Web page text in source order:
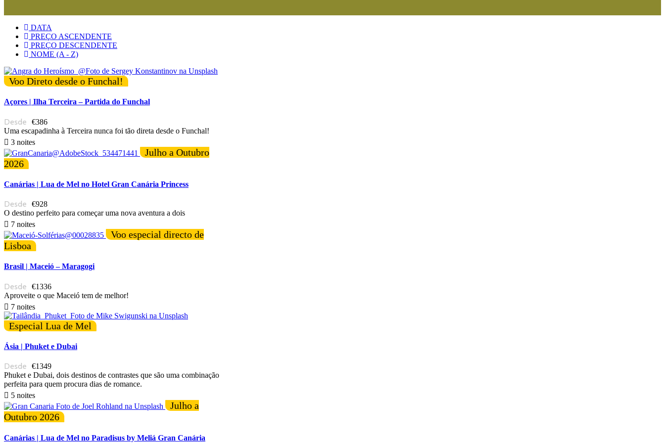
DATA
PREÇO ASCENDENTE
PREÇO DESCENDENTE
NOME (A - Z)
Voo Direto desde o Funchal!
Açores | Ilha Terceira – Partida do Funchal
€386
Uma escapadinha à Terceira nunca foi tão direta desde o Funchal!
3 noites
Julho a Outubro
2026
Canárias | Lua de Mel no Hotel Gran Canária Princess
€928
O destino perfeito para começar uma nova aventura a dois
7 noites
Voo especial directo de
Lisboa
Brasil | Maceió – Maragogi
€1336
Aproveite o que Maceió tem de melhor!
7 noites
Especial Lua de Mel
Ásia | Phuket e Dubai
€1349
Phuket e Dubai, dois destinos de contrastes que são uma combinação
perfeita para quem procura dias de romance.
5 noites
Julho a
Outubro 2026
Canárias | Lua de Mel no Paradisus by Meliá Gran Canária